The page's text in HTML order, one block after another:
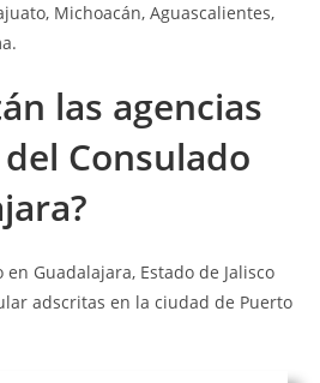
Michoacán, Aguascalientes,
las agencias
del Consulado
Guadalajara, Estado de Jalisco
adscritas en la ciudad de Puerto